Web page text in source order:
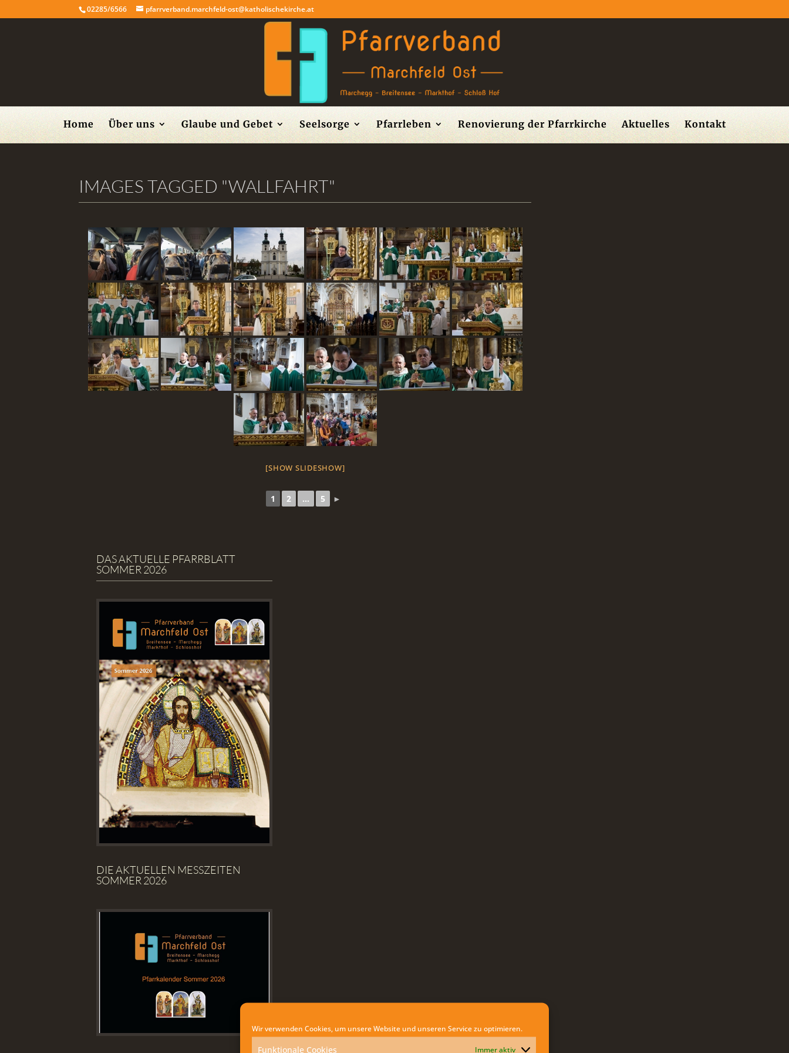
Wir verwenden Cookies, um unsere Website und unseren Service zu optimieren.
Funktionale Cookies Immer aktiv
02285/6566 pfarrverband.marchfeld-ost@katholischekirche.at
Home Über uns Glaube und Gebet Seelsorge Pfarrleben Renovierung der Pfarrkirche Aktuelles Kontakt
IMAGES TAGGED "WALLFAHRT"
[SHOW SLIDESHOW]
1 2 ... 5 ►
DAS AKTUELLE PFARRBLATT
SOMMER 2026
DIE AKTUELLEN MESSZEITEN
SOMMER 2026